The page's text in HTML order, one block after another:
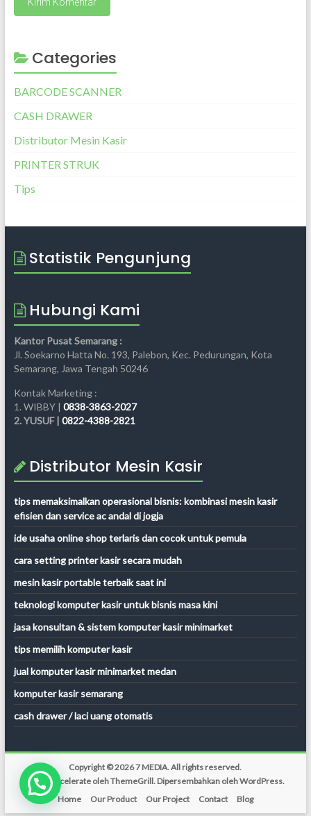
Categories
BARCODE SCANNER
CASH DRAWER
Distributor Mesin Kasir
PRINTER STRUK
Tips
Statistik Pengunjung
Hubungi Kami
Kantor Pusat Semarang :
Jl. Soekarno Hatta No. 193, Palebon, Kec. Pedurungan, Kota
Semarang, Jawa Tengah 50246
Kontak Marketing :
1. WIBBY | 0838-3863-2027
2. YUSUF | 0822-4388-2821
Distributor Mesin Kasir
tips memaksimalkan operasional bisnis: kombinasi mesin kasir
efisien dan service ac andal di jogja
ide usaha online shop terlaris dan cocok untuk pemula
cara setting printer kasir secara mudah
mesin kasir portable terbaik saat ini
teknologi komputer kasir untuk bisnis masa kini
jasa konsultan & sistem komputer kasir minimarket
tips memilih komputer kasir
jual komputer kasir minimarket medan
komputer kasir semarang
cash drawer / laci uang otomatis
Copyright © 20267 MEDIA. All rights reserved.
Tema:Accelerate oleh ThemeGrill. Dipersembahkan olehWordPress.
Home
Our Product Our Project Contact Blog